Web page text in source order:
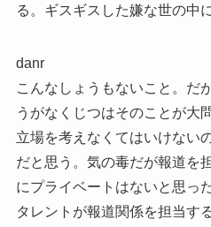
る。ギスギスした嫌な世の中
danr
こんなしょうもないこと。だ
うがなくじつはそのことが大
立場を考えなくてはいけない
だと思う。気の毒だが報道を
にプライベートはないと思っ
タレントが報道関係を担当す